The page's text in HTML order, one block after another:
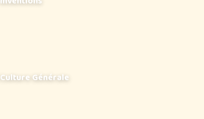
Culture Générale